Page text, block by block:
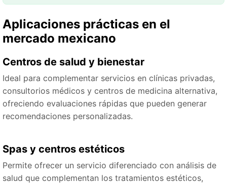
Aplicaciones prácticas en el
mercado mexicano
Centros de salud y bienestar
Ideal para complementar servicios en clínicas privadas,
consultorios médicos y centros de medicina alternativa,
ofreciendo evaluaciones rápidas que pueden generar
recomendaciones personalizadas.
Spas y centros estéticos
Permite ofrecer un servicio diferenciado con análisis de
salud que complementan los tratamientos estéticos,